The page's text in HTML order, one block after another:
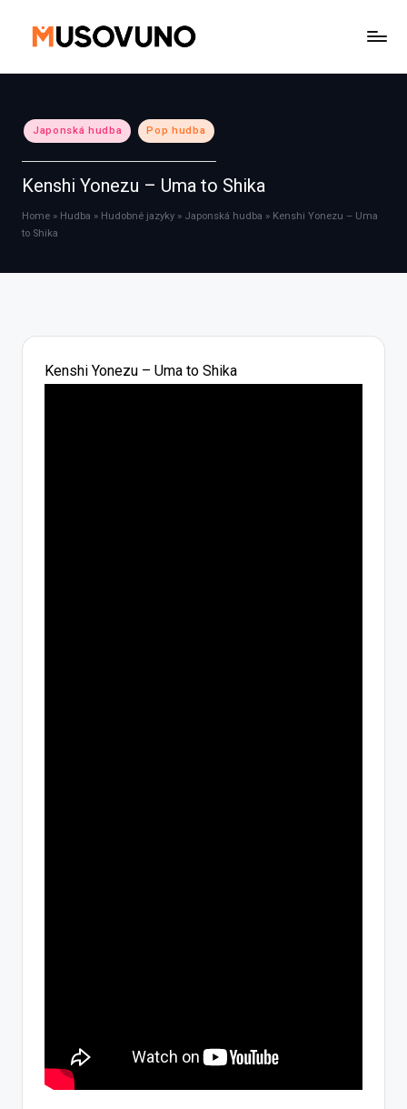
Posted
in
Japonská hudba Pop hudba
Kenshi Yonezu – Uma to Shika
Home » Hudba » Hudobné jazyky » Japonská hudba » Kenshi Yonezu – Uma
to Shika
Kenshi Yonezu – Uma to Shika